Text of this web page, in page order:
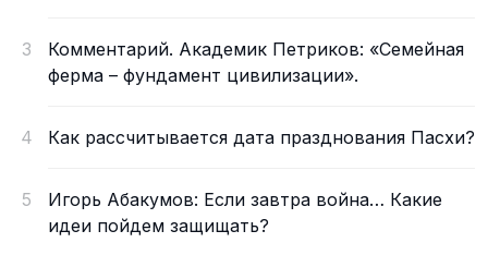
3
Комментарий. Академик Петриков: «Семейная
ферма – фундамент цивилизации».
4 Как рассчитывается дата празднования Пасхи?
5
Игорь Абакумов: Если завтра война… Какие
идеи пойдем защищать?